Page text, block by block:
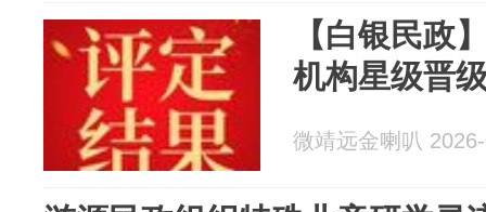
【白银民政
机构星级晋
微靖远金喇叭